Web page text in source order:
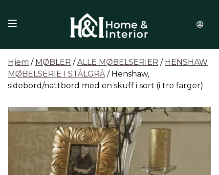
Hjem / MØBLER /ALLE MØBELSERIER / HENSHAW
MØBELSERIE I STÅLGRÅ / Henshaw,
sidebord/nattbord med en skuff i sort (i tre farger)